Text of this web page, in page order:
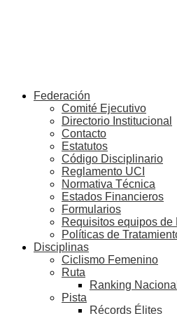
Federación
Comité Ejecutivo
Directorio Institucional
Contacto
Estatutos
Código Disciplinario
Reglamento UCI
Normativa Técnica
Estados Financieros
Formularios
Requisitos equipos de
Políticas de
Disciplinas
Ciclismo Femenino
Ruta
Ranking
Pista
Récords Élites